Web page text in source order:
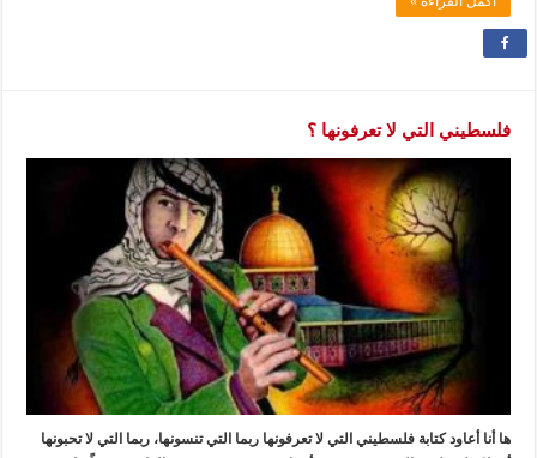
فلسطيني التي لا تعرفونها ؟
ها أنا أعاود كتابة فلسطيني التي لا تعرفونها ربما التي تنسونها، ربما التي لا تحبونها